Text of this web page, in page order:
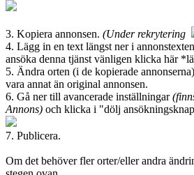
3. Kopiera annonsen. (Under rekrytering
4. Lägg in en text längst ner i
ansöka denna tjänst vänligen klicka här
5. Ändra orten (i de kopierade
vara annat än original annonsen.
6. Gå ner till avancerade inställningar
Annons) och klicka i "dölj
7. Publicera.
Om det behöver fler orter/eller andra